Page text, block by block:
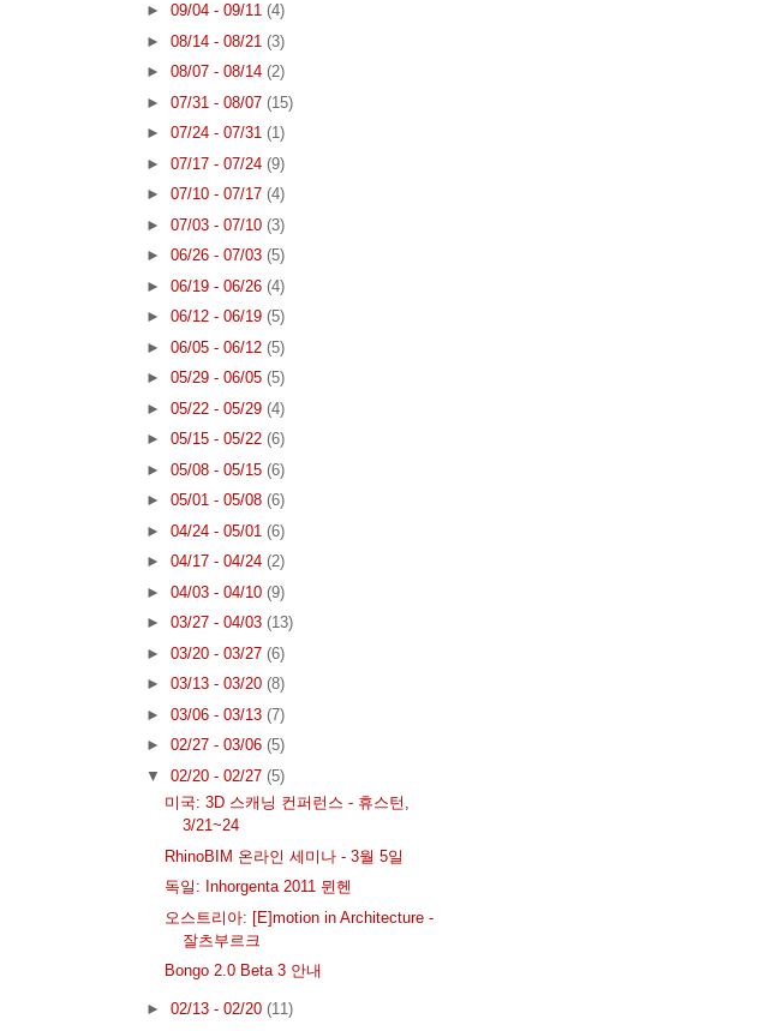
► 09/04 - 09/11 (4)
► 08/14 - 08/21 (3)
► 08/07 - 08/14 (2)
► 07/31 - 08/07 (15)
► 07/24 - 07/31 (1)
► 07/17 - 07/24 (9)
► 07/10 - 07/17 (4)
► 07/03 - 07/10 (3)
► 06/26 - 07/03 (5)
► 06/19 - 06/26 (4)
► 06/12 - 06/19 (5)
► 06/05 - 06/12 (5)
► 05/29 - 06/05 (5)
► 05/22 - 05/29 (4)
► 05/15 - 05/22 (6)
► 05/08 - 05/15 (6)
► 05/01 - 05/08 (6)
► 04/24 - 05/01 (6)
► 04/17 - 04/24 (2)
► 04/03 - 04/10 (9)
► 03/27 - 04/03 (13)
► 03/20 - 03/27 (6)
► 03/13 - 03/20 (8)
► 03/06 - 03/13 (7)
► 02/27 - 03/06 (5)
▼ 02/20 - 02/27 (5)
미국: 3D 스캐닝 컨퍼런스 - 휴스턴,
3/21~24
RhinoBIM 온라인 세미나 - 3월 5일
독일: Inhorgenta 2011 뮌헨
오스트리아: [E]motion in Architecture -
잘츠부르크
Bongo 2.0 Beta 3 안내
► 02/13 - 02/20 (11)